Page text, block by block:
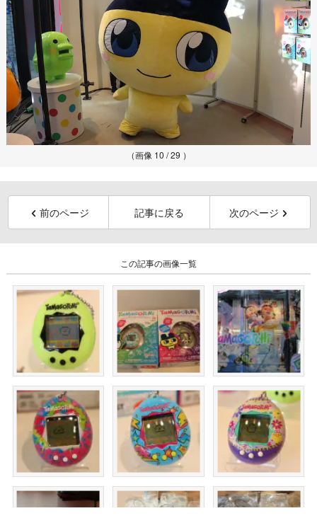
（画像 10 / 29 ）
前のページ 記事に戻る 次のページ
この記事の画像一覧